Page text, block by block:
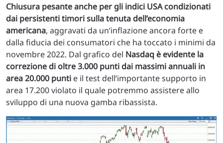
Chiusura pesante anche per gli indici USA condizionati
dai persistenti timori sulla tenuta dell’economia
americana, aggravati da un’inflazione ancora forte e
dalla fiducia dei consumatori che ha toccato i minimi da
novembre 2022. Dal grafico del Nasdaq è evidente la
correzione di oltre 3.000 punti dai massimi annuali in
area 20.000 punti e il test dell’importante supporto in
area 17.200 violato il quale potremmo assistere allo
sviluppo di una nuova gamba ribassista.